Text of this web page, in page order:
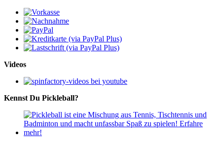
Videos
Kennst Du Pickleball?